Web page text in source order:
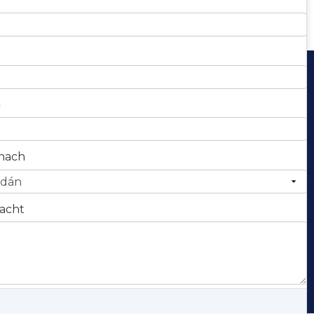
+86-156-2541-8620
Fón: +86-156-2541-8620
phost:export@soeasyhouse.com
Uimh.7 Wende 4ústreet, Dawang High-Tech
Zhaoqing, Guangdong, an tSín